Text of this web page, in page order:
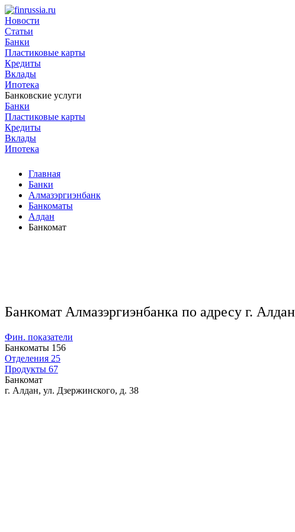
Новости
Статьи
Банки
Пластиковые карты
Кредиты
Вклады
Ипотека
Банковские услуги
Банки
Пластиковые карты
Кредиты
Вклады
Ипотека
Главная
Банки
Алмазэргиэнбанк
Банкоматы
Алдан
Банкомат
Банкомат Алмазэргиэнбанка по адресу г.
Фин. показатели
Банкоматы 156
Отделения 25
Продукты 67
Банкомат
г. Алдан, ул. Дзержинского, д. 38